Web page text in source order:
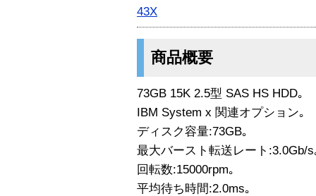
43X
商品概要
73GB 15K 2.5型 SAS HS HDD｡
IBM System x 関連オプション｡
ディスク容量:73GB｡
最大バースト転送レート:3.0Gb/s
回転数:15000rpm｡
平均待ち時間:2.0ms｡